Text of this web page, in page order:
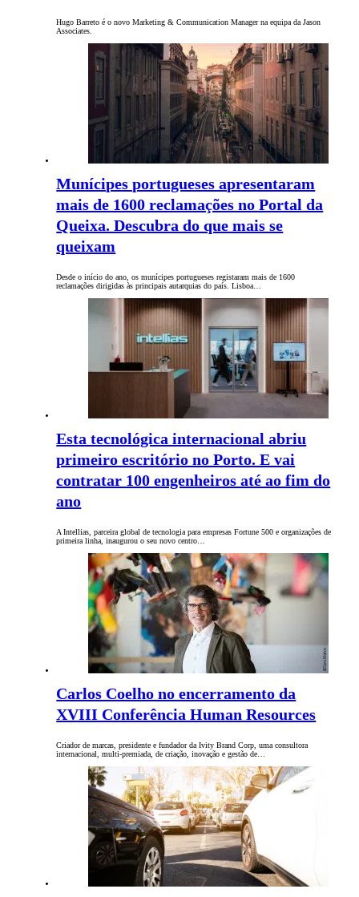
Hugo Barreto é o novo Marketing & Communication Manager na equipa da Jason
Associates.
Munícipes portugueses apresentaram
mais de 1600 reclamações no Portal da
Queixa. Descubra do que mais se
queixam
Desde o início do ano, os munícipes portugueses registaram mais de 1600
reclamações dirigidas às principais autarquias do país. Lisboa…
Esta tecnológica internacional abriu
primeiro escritório no Porto. E vai
contratar 100 engenheiros até ao fim do
ano
A Intellias, parceira global de tecnologia para empresas Fortune 500 e organizações de
primeira linha, inaugurou o seu novo centro…
Carlos Coelho no encerramento da
XVIII Conferência Human Resources
Criador de marcas, presidente e fundador da Ivity Brand Corp, uma consultora
internacional, multi-premiada, de criação, inovação e gestão de…